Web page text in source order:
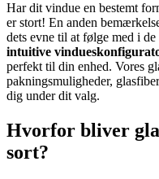
Har dit vindue en bestemt
er stort! En anden
dets evne til at følge med i
intuitive
perfekt til din enhed. Vores
pakningsmuligheder,
dig under dit valg.
Hvorfor bliver
sort?